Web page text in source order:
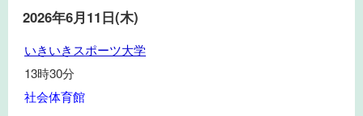
町
総
合
育
2026年6月11日(木)
い
き
いきいきスポーツ大学
13時30分
社会体育館